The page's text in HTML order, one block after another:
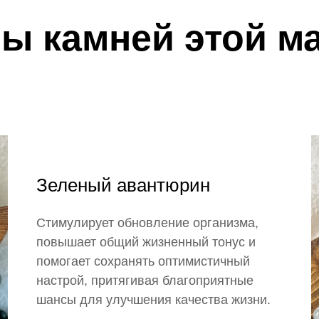
камней этой
Зеленый авантюрин
Стимулирует обновление организма,
повышает общий жизненный тонус и
помогает сохранять оптимистичный
настрой, притягивая благоприятные
шансы для улучшения качества жизни.